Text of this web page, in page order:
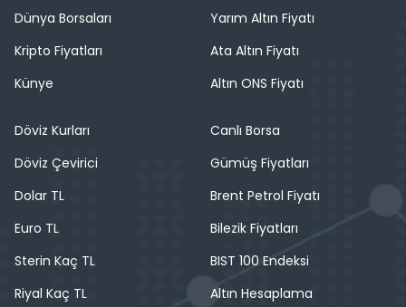
Dünya Borsaları
Kripto Fiyatları
Künye
Yarım Altın Fiyatı
Ata Altın Fiyatı
Altın ONS Fiyatı
Döviz Kurları
Döviz Çevirici
Dolar TL
Euro TL
Sterin Kaç TL
Riyal Kaç TL
Canlı Borsa
Gümüş Fiyatları
Brent Petrol Fiyatı
Bilezik Fiyatları
BIST 100 Endeksi
Altın Hesaplama